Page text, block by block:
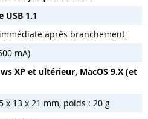
USB 1.1
après branchement
mA)
XP et ultérieur, MacOS 9.X (et
x 13 x 21 mm, poids : 20 g